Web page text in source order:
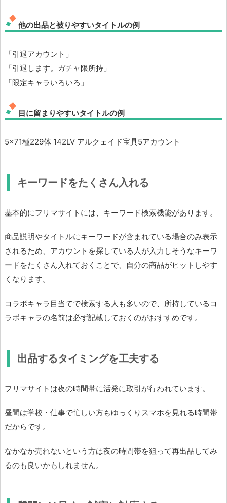
他の出品と被りやすいタイトルの例
「引退アカウント」
「引退します。ガチャ限所持」
「限定キャラいろいろ」
目に留まりやすいタイトルの例
5×71種229体 142LV アルクェイド宝具5アカウント
キーワードをたくさん入れる
基本的にフリマサイトには、キーワード検索機能があります。
商品説明やタイトルにキーワードが含まれている場合のみ表示
されるため、アカウントを探している人が入力しそうなキーワ
ードをたくさん入れておくことで、自分の商品がヒットしやす
くなります。
コラボキャラ目当てで検索する人も多いので、所持しているコ
ラボキャラの名前は必ず記載しておくのがおすすめです。
出品するタイミングを工夫する
フリマサイトは夜の時間帯に活発に取引が行われています。
昼間は学校・仕事で忙しい方もゆっくりスマホを見れる時間帯
だからです。
なかなか売れないという方は夜の時間帯を狙って再出品してみ
るのも良いかもしれません。